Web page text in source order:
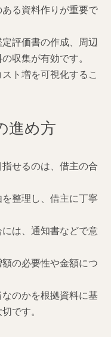
る資料作りが重要で
評価書の作成、周辺
収集が有効です。
ト増を可視化するこ
進め方
せるのは、借主の合
整理し、借主に丁寧
は、通知書などで意
の必要性や金額につ
のかを根拠資料に基
です。